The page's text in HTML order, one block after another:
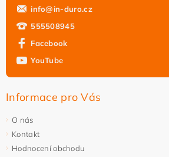
osobních údajů
info@in-duro.cz
555508945
Facebook
YouTube
Informace pro Vás
O nás
Kontakt
Hodnocení obchodu